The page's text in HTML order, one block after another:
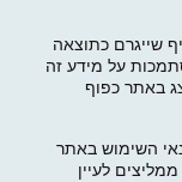
שייגרם כתוצאה
על מידע זה
באתר כפוף
השימוש באתר
לעיין